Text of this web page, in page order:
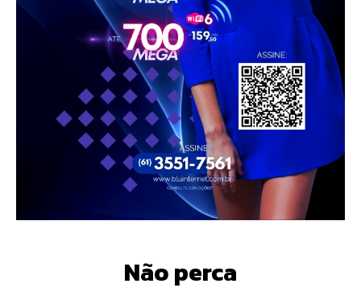
Não perca